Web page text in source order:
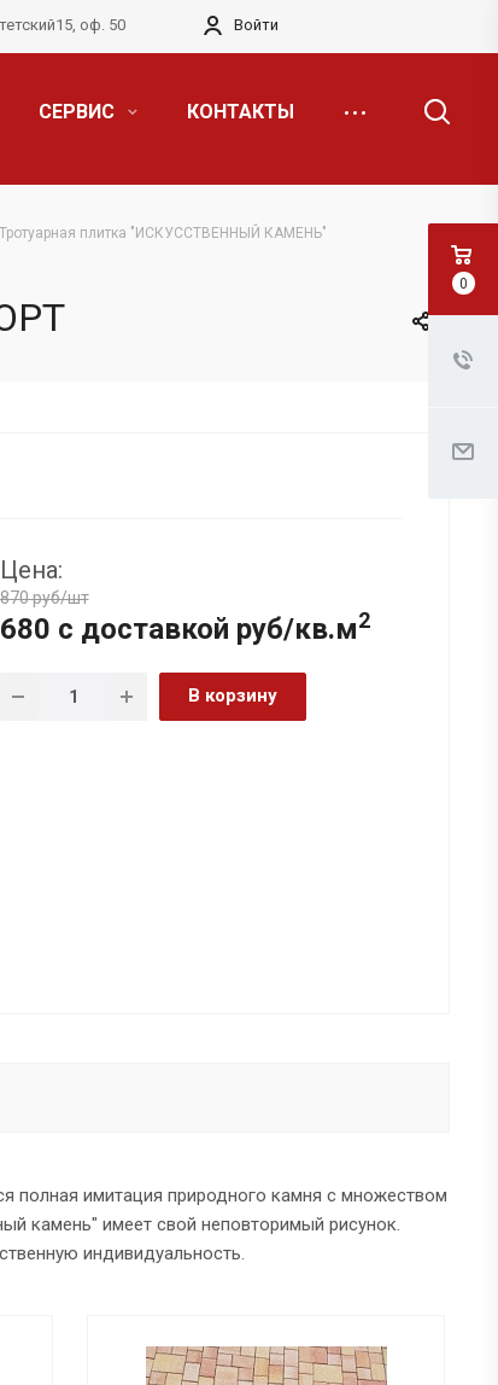
оф. 50 Войти
СЕРВИС КОНТАКТЫ
Тротуарная плитка "ИСКУССТВЕННЫЙ КАМЕНЬ"
Цена:
870 руб/шт
680 с доставкой руб/кв.м2
В корзину
полная имитация природного камня с множеством
камень" имеет свой неповторимый рисунок.
индивидуальность.
0